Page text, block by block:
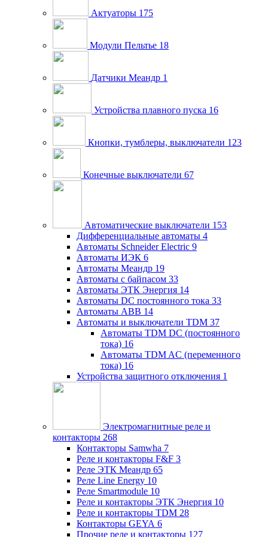
Актуаторы 175
Модули Пельтье 18
Датчики Меандр 1
Устройства плавного пуска 16
Кнопки, тумблеры, выключатели 123
Конечные выключатели 67
Автоматические выключатели 153
Дифференциальные автоматы 4
Автоматы Schneider Electric 9
Автоматы ИЭК 6
Автоматы Меандр 19
Автоматы с байпасом 33
Автоматы ЭТК Энергия 14
Автоматы DC постоянного тока 33
Автоматы ABB 14
Автоматы и выключатели TDM 37
Автоматы TDM DC (постоянного
тока) 16
Автоматы TDM AC (переменного
тока) 16
Устройства защитного отключения 1
Электромагнитные реле и
контакторы 268
Контакторы Samwha 7
Реле и контакторы F&F 3
Реле ЭТК Меандр 65
Реле Line Energy 10
Реле Smartmodule 10
Реле и контакторы ЭТК Энергия 10
Реле и контакторы TDM 28
Контакторы GEYA 6
Прочие реле и контакторы 127